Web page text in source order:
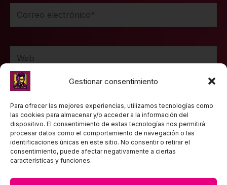
Gestionar consentimiento
Para ofrecer las mejores experiencias, utilizamos tecnologías como
las cookies para almacenar y/o acceder a la información del
dispositivo. El consentimiento de estas tecnologías nos permitirá
procesar datos como el comportamiento de navegación o las
identificaciones únicas en este sitio. No consentir o retirar el
consentimiento, puede afectar negativamente a ciertas
características y funciones.
Correo
electrónico*
Web
Guarda mi nombre, correo electrónico y web en
este navegador para la próxima vez que comente.